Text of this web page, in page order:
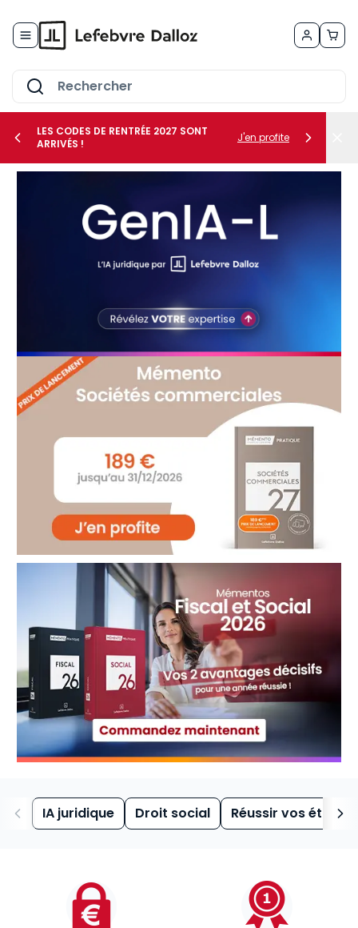
le sous-menu Vos besoins
LES CODES DE RENTRÉE 2027 SONT
ARRIVÉS !
J'en profite
IA juridique Droit social Réussir vos études